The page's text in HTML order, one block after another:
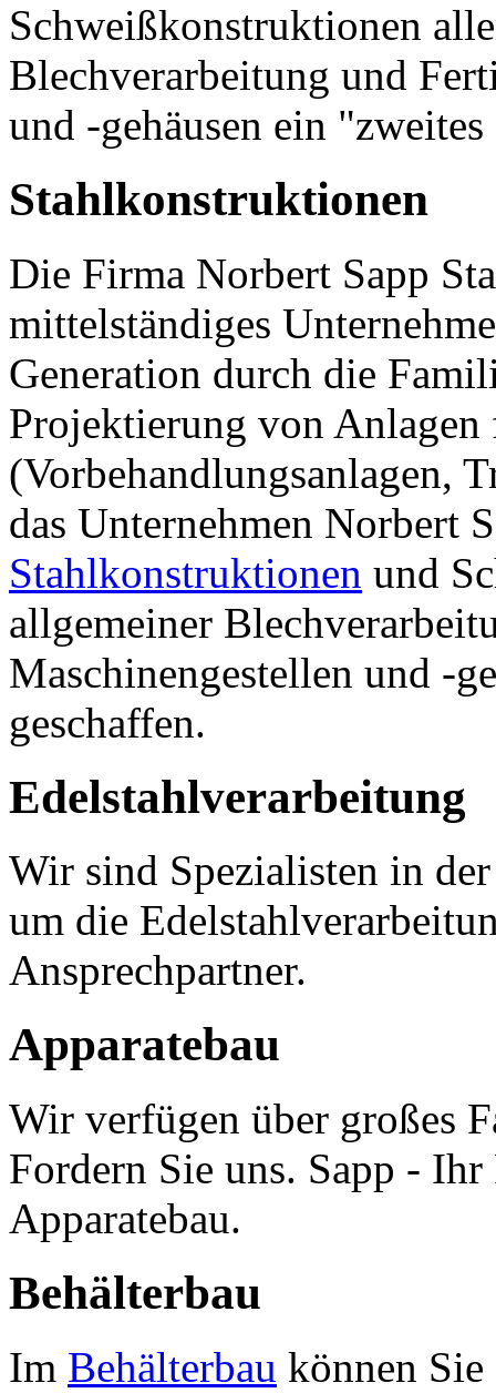
Schweißkonstruktionen
Blechverarbeitung und
und -gehäusen ein
Stahlkonstruktionen
Die Firma Norbert Sapp
mittelständiges
Generation durch die
Projektierung von
(Vorbehandlungsanlagen,
das Unternehmen Norbert
Stahlkonstruktionen und
allgemeiner
Maschinengestellen und -
geschaffen.
Edelstahlverarbeitung
Wir sind Spezialisten in
um die
Ansprechpartner.
Apparatebau
Wir verfügen über großes
Fordern Sie uns. Sapp -
Apparatebau.
Behälterbau
Im Behälterbau können Sie